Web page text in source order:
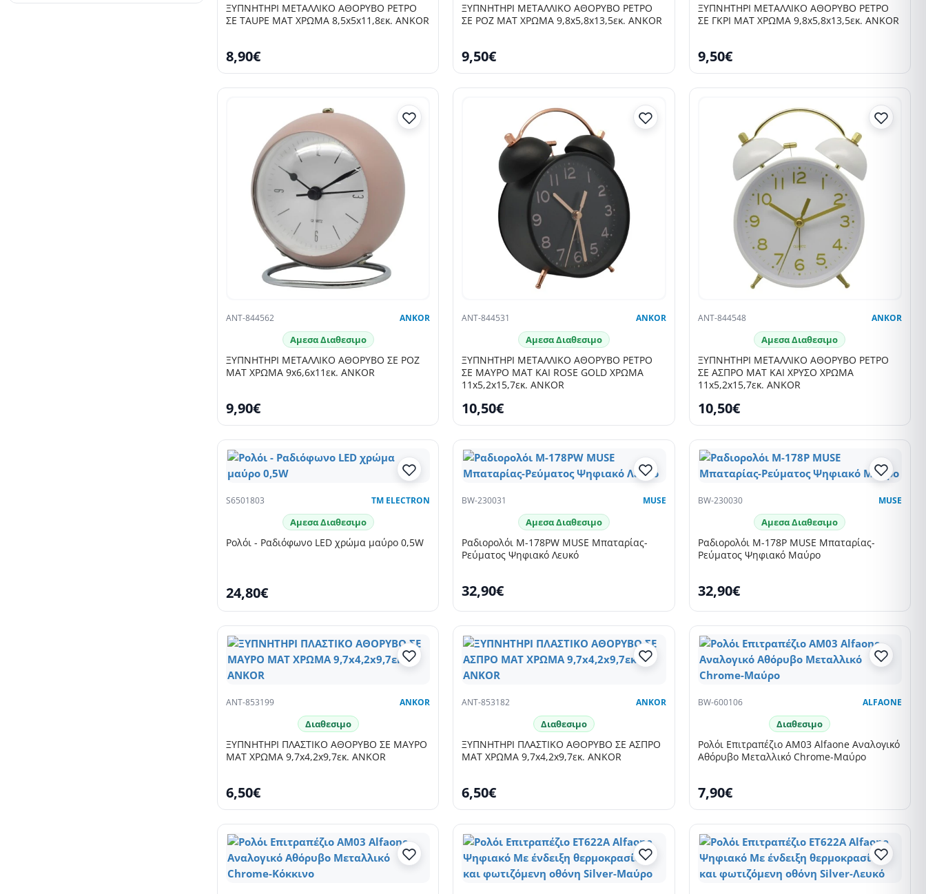
ΞΥΠΝΗΤΗΡΙ ΜΕΤΑΛΛΙΚΟ ΑΘΟΡΥΒΟ ΡΕΤΡΟ
ΣΕ TAUPE ΜΑΤ ΧΡΩΜΑ 8,5x5x11,8εκ. ANKOR
8,90€
ΞΥΠΝΗΤΗΡΙ ΜΕΤΑΛΛΙΚΟ ΑΘΟΡΥΒΟ ΡΕΤΡΟ
ΣΕ ΡΟΖ ΜΑΤ ΧΡΩΜΑ 9,8x5,8x13,5εκ. ANKOR
9,50€
ΞΥΠΝΗΤΗΡΙ ΜΕΤΑΛΛΙΚΟ ΑΘΟΡΥΒΟ ΡΕΤΡΟ
ΣΕ ΓΚΡΙ ΜΑΤ ΧΡΩΜΑ 9,8x5,8x13,5εκ. ANKOR
9,50€
ANT-844562 ANKOR
Αμεσα Διαθεσιμο
ΞΥΠΝΗΤΗΡΙ ΜΕΤΑΛΛΙΚΟ ΑΘΟΡΥΒΟ ΣΕ ΡΟΖ
ΜΑΤ ΧΡΩΜΑ 9x6,6x11εκ. ANKOR
9,90€
ANT-844531 ANKOR
Αμεσα Διαθεσιμο
ΞΥΠΝΗΤΗΡΙ ΜΕΤΑΛΛΙΚΟ ΑΘΟΡΥΒΟ ΡΕΤΡΟ
ΣΕ ΜΑΥΡΟ ΜΑΤ ΚΑΙ ROSE GOLD ΧΡΩΜΑ
11x5,2x15,7εκ. ANKOR
10,50€
ANT-844548 ANKOR
Αμεσα Διαθεσιμο
ΞΥΠΝΗΤΗΡΙ ΜΕΤΑΛΛΙΚΟ ΑΘΟΡΥΒΟ ΡΕΤΡΟ
ΣΕ ΑΣΠΡΟ ΜΑΤ ΚΑΙ ΧΡΥΣΟ ΧΡΩΜΑ
11x5,2x15,7εκ. ANKOR
10,50€
S6501803 TM ELECTRON
Αμεσα Διαθεσιμο
Ρολόι - Ραδιόφωνο LED χρώμα μαύρο 0,5W
24,80€
BW-230031 MUSE
Αμεσα Διαθεσιμο
Ραδιορολόι M-178PW MUSE Μπαταρίας-
Ρεύματος Ψηφιακό Λευκό
32,90€
BW-230030 MUSE
Αμεσα Διαθεσιμο
Ραδιορολόι M-178P MUSE Μπαταρίας-
Ρεύματος Ψηφιακό Μαύρο
32,90€
ANT-853199 ANKOR
Διαθεσιμο
ΞΥΠΝΗΤΗΡΙ ΠΛΑΣΤΙΚΟ ΑΘΟΡΥΒΟ ΣΕ ΜΑΥΡΟ
ΜΑΤ ΧΡΩΜΑ 9,7x4,2x9,7εκ. ANKOR
6,50€
ANT-853182 ANKOR
Διαθεσιμο
ΞΥΠΝΗΤΗΡΙ ΠΛΑΣΤΙΚΟ ΑΘΟΡΥΒΟ ΣΕ ΑΣΠΡΟ
ΜΑΤ ΧΡΩΜΑ 9,7x4,2x9,7εκ. ANKOR
6,50€
BW-600106 ALFAONE
Διαθεσιμο
Ρολόι Επιτραπέζιο AM03 Alfaone Αναλογικό
Αθόρυβο Μεταλλικό Chrome-Μαύρο
7,90€